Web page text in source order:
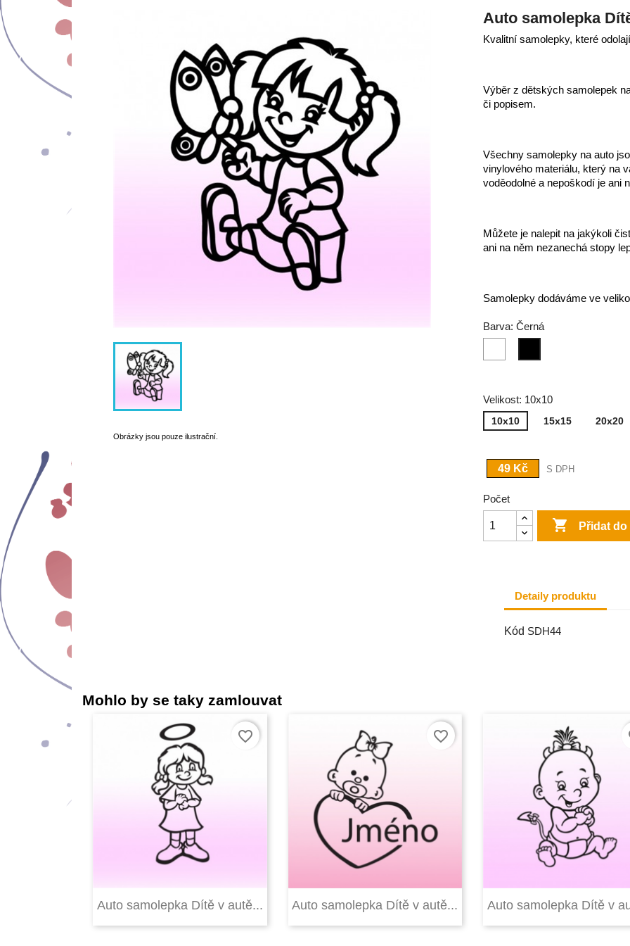
Obrázky jsou pouze ilustrační.
Auto samolepka
Kvalitní samolepky, které
Výběr z dětských samolepek
či popisem.
Všechny samolepky na auto
vinylového materiálu, který na
voděodolné a nepoškodí je ani
Můžete je nalepit na jakýkoli
ani na něm nezanechá stopy
Samolepky dodáváme ve
Barva: Černá
Velikost: 10x10
10x10 15x15 20x20
49 Kč S DPH
Počet
 Přidat
Detaily produktu
Kód SDH44
Mohlo by se taky zamlouvat
Rychlý náhled
Auto samolepka Dítě v autě...
favorite_border
Rychlý náhled
Auto samolepka Dítě v autě...
favorite_border
Rychlý náhled
Auto samolepka Dítě v